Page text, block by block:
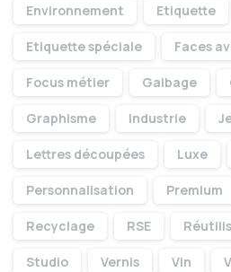
Environnement Etiquette
Etiquette spéciale Faces
Focus métier Galbage
Graphisme Industrie
Lettres découpées Luxe
Personnalisation Premium
Recyclage RSE
Studio Vernis Vin
Le groupe